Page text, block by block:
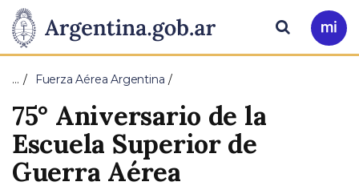
Presidencia
de
la
Nación
Pasar al contenido principal
Ir
a
Buscar
… Fuerza Aérea Argentina
75° Aniversario de la
Escuela Superior de
Guerra Aérea